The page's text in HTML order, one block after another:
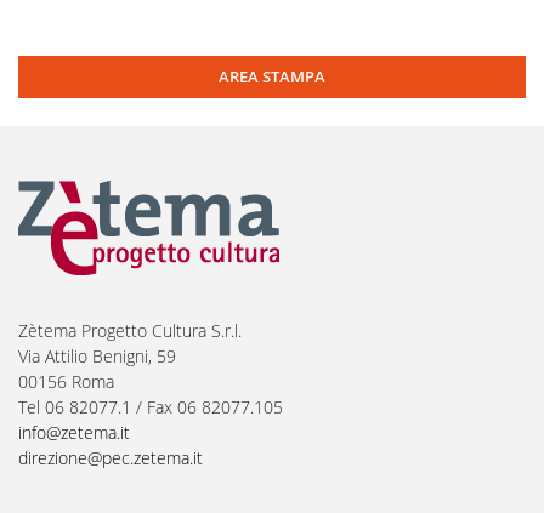
AREA STAMPA
Zètema Progetto Cultura S.r.l.
Via Attilio Benigni, 59
00156 Roma
Tel 06 82077.1 / Fax 06 82077.105
info@zetema.it
direzione@pec.zetema.it